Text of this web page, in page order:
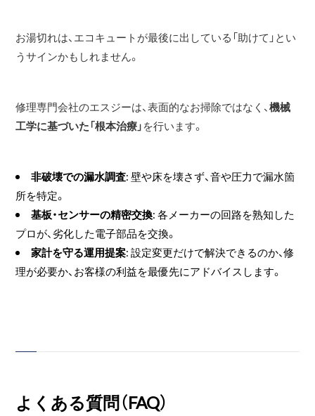
お湯切れは、エコキュートが最後に出している「助けて」とい
うサインかもしれません。
修理専門会社のエスジーは、表面的なお掃除ではなく、機械
工学に基づいた「根本治療」を行います。
非破壊での漏水調査: 壁や床を壊さず、音や圧力で漏水箇
所を特定。
基板・センサーの精密交換: 各メーカーの回路を熟知した
プロが、劣化した電子部品を交換。
家計を守る運用提案: 設定変更だけで解決できるのか、修
理が必要か、お客様の利益を最優先にアドバイスします。
よくある質問（FAQ）